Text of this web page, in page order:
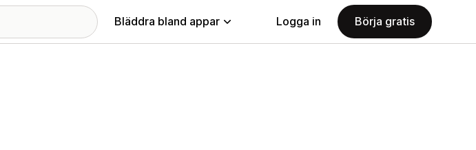
Bläddra bland appar Logga in Börja gratis